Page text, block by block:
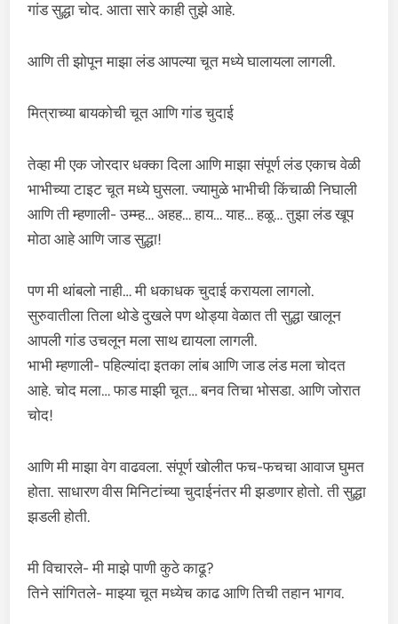
गांड सुद्धा चोद. आता सारे काही तुझे आहे.
आणि ती झोपून माझा लंड आपल्या चूत मध्ये घालायला लागली.
मित्राच्या बायकोची चूत आणि गांड चुदाई
तेव्हा मी एक जोरदार धक्का दिला आणि माझा संपूर्ण लंड एकाच वेळी
भाभीच्या टाइट चूत मध्ये घुसला. ज्यामुळे भाभीची किंचाळी निघाली
आणि ती म्हणाली- उम्म्ह… अहह… हाय… याह… हळू… तुझा लंड खूप
मोठा आहे आणि जाड सुद्धा!
पण मी थांबलो नाही… मी धकाधक चुदाई करायला लागलो.
सुरुवातीला तिला थोडे दुखले पण थोड्या वेळात ती सुद्धा खालून
आपली गांड उचलून मला साथ द्यायला लागली.
भाभी म्हणाली- पहिल्यांदा इतका लांब आणि जाड लंड मला चोदत
आहे. चोद मला… फाड माझी चूत… बनव तिचा भोसडा. आणि जोरात
चोद!
आणि मी माझा वेग वाढवला. संपूर्ण खोलीत फच-फचचा आवाज घुमत
होता. साधारण वीस मिनिटांच्या चुदाईनंतर मी झडणार होतो. ती सुद्धा
झडली होती.
मी विचारले- मी माझे पाणी कुठे काढू?
तिने सांगितले- माझ्या चूत मध्येच काढ आणि तिची तहान भागव.